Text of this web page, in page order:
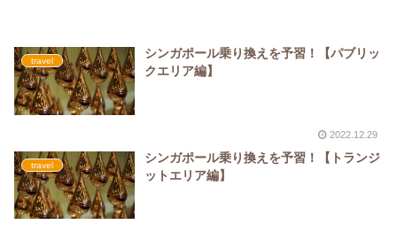
travel
シンガポール乗り換えを予習！【パブリッ
クエリア編】
2022.12.29
travel
シンガポール乗り換えを予習！【トランジ
ットエリア編】